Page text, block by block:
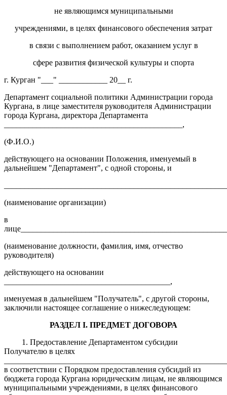
не являющимся муниципальными
учреждениями, в целях финансового обеспечения затрат
в связи с выполнением работ, оказанием услуг в
сфере развития физической культуры и спорта
г. Курган "___" ____________ 20__ г.
Департамент социальной политики Администрации города
Кургана, в лице заместителя руководителя Администрации
города Кургана, директора Департамента
____________________________________________,
(Ф.И.О.)
действующего на основании Положения, именуемый в
дальнейшем "Департамент", с одной стороны, и
(наименование организации)
в
(наименование должности, фамилия, имя, отчество
руководителя)
действующего на основании
_________________________________________,
именуемая в дальнейшем "Получатель", с другой стороны,
заключили настоящее соглашение о нижеследующем:
РАЗДЕЛ I. ПРЕДМЕТ ДОГОВОРА
1. Предоставление Департаментом субсидии
Получателю в целях
в соответствии с Порядком предоставления субсидий из
бюджета города Кургана юридическим лицам, не являющимся
муниципальными учреждениями, в целях финансового